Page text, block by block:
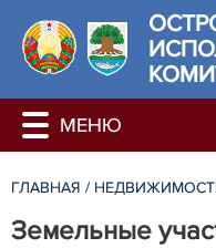
ГЛАВНАЯ /
Земельные